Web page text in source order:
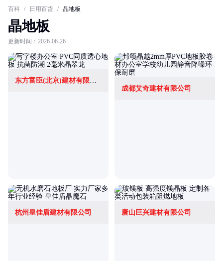
百科 / 日用百货 / 晶地板
晶地板
更新时间：2026-06-26
东方富臣(北京)建材有限公司
成都艾奇建材有限公司
杭州皇佳盾建材有限公司 唐山巨兴建材有限公司